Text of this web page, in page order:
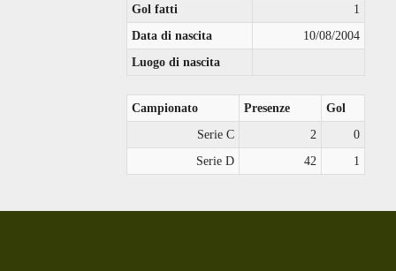
Gol fatti
1
Data di nascita
10/08/2004
Luogo di nascita
Campionato Presenze
Gol
Serie C
2
0
Serie D
42 1